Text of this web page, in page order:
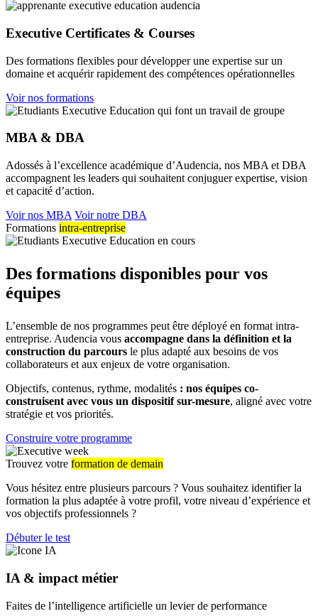
Executive Certificates & Courses
Des formations flexibles pour développer une expertise sur un
domaine et acquérir rapidement des compétences opérationnelles
Voir nos formations
MBA & DBA
Adossés à l’excellence académique d’Audencia, nos MBA et DBA
accompagnent les leaders qui souhaitent conjuguer expertise, vision
et capacité d’action.
Voir nos MBA Voir notre DBA
Formations intra-entreprise
Des formations disponibles pour vos
équipes
L’ensemble de nos programmes peut être déployé en format intra-
entreprise. Audencia vous accompagne dans la définition et la
construction du parcours le plus adapté aux besoins de vos
collaborateurs et aux enjeux de votre organisation.
Objectifs, contenus, rythme, modalités : nos équipes co-
construisent avec vous un dispositif sur-mesure, aligné avec votre
stratégie et vos priorités.
Construire votre programme
Trouvez votre formation de demain
Vous hésitez entre plusieurs parcours ? Vous souhaitez identifier la
formation la plus adaptée à votre profil, votre niveau d’expérience et
vos objectifs professionnels ?
Débuter le test
IA & impact métier
Faites de l’intelligence artificielle un levier de performance